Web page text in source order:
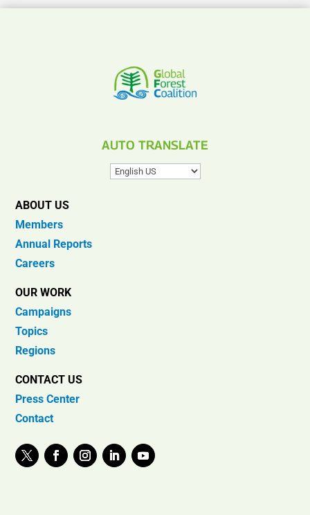
AUTO TRANSLATE
ABOUT US
Members
Annual Reports
Careers
OUR WORK
Campaigns
Topics
Regions
CONTACT US
Press Center
Contact